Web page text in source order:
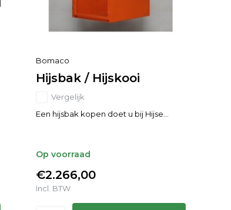
Bomaco
Hijsbak / Hijskooi
Vergelijk
Een hijsbak kopen doet u bij Hijse...
Op voorraad
€2.266,00
Incl. BTW